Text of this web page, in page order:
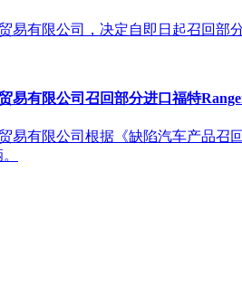
易有限公司，决定自即日起召回部
易有限公司召回部分进口福特
易有限公司根据《缺陷汽车产品召